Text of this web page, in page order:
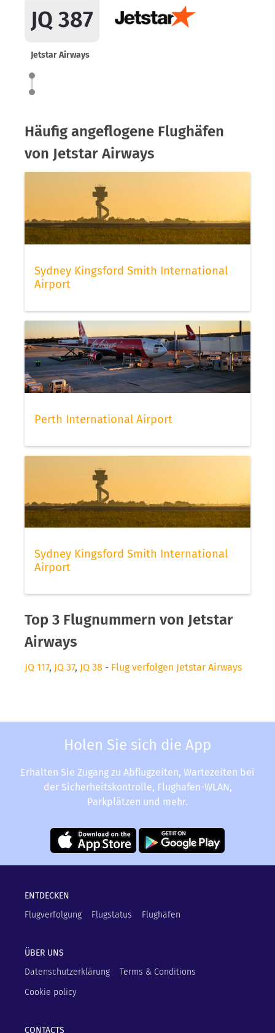
JQ 387
Jetstar Airways
Häufig angeflogene Flughäfen
von Jetstar Airways
Sydney Kingsford Smith International
Airport
Perth International Airport
Sydney Kingsford Smith International
Airport
Top 3 Flugnummern von Jetstar
Airways
JQ 117, JQ 37, JQ 38 - Flug verfolgen Jetstar Airways
Holen Sie sich die App
Erhalten Sie Zugang zu Abflugzeiten, Wartezeiten bei
der Sicherheitskontrolle, Flughafen-WLAN,
Parkplätzen und mehr.
ENTDECKEN
Flugverfolgung
Flugstatus Flughäfen
ÜBER UNS
Datenschutzerklärung
Terms & Conditions
Cookie policy
CONTACTS